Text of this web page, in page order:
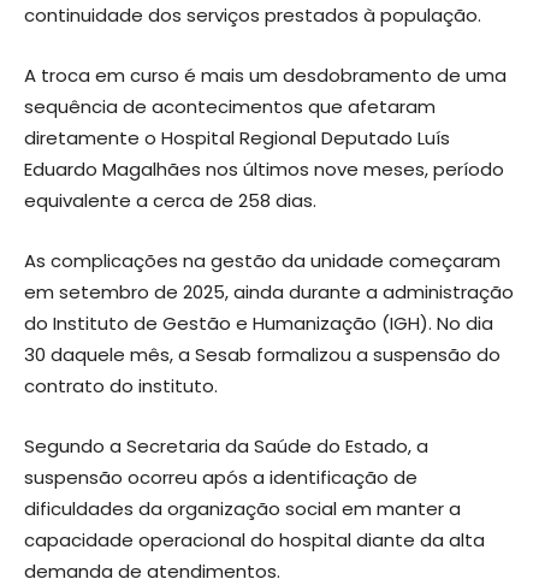
continuidade dos serviços prestados à população.
A troca em curso é mais um desdobramento de uma
sequência de acontecimentos que afetaram
diretamente o Hospital Regional Deputado Luís
Eduardo Magalhães nos últimos nove meses, período
equivalente a cerca de 258 dias.
As complicações na gestão da unidade começaram
em setembro de 2025, ainda durante a administração
do Instituto de Gestão e Humanização (IGH). No dia
30 daquele mês, a Sesab formalizou a suspensão do
contrato do instituto.
Segundo a Secretaria da Saúde do Estado, a
suspensão ocorreu após a identificação de
dificuldades da organização social em manter a
capacidade operacional do hospital diante da alta
demanda de atendimentos.